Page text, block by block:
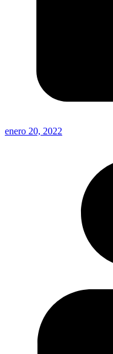
enero 20, 2022